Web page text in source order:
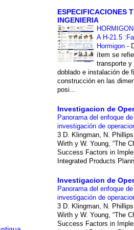
ESPECIFICACIONES
INGENIERIA
A H-21.5
Hormigon -
ítem se
transporte y
doblado e instalación de
construcción en las
posi...
Investigacion de
Panorama del enfoque
investigación de
3 D. Klingman, N.
Wirth y W. Young, “The
Success Factors in
Integrated Products
Investigacion de
Panorama del enfoque
investigación de
3 D. Klingman, N.
Wirth y W. Young, “The
Success Factors in